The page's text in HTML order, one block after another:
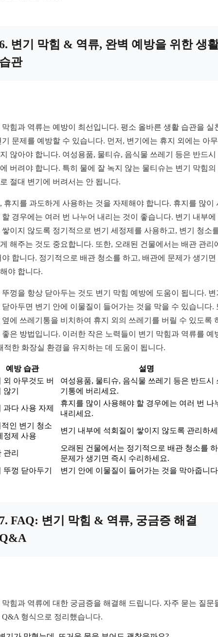
변기 막힘 & 역류, 완벽 예방을 위한 생
관
막힘과 역류는 예방이 최선입니다. 평소 올바른 생활 습관을 실
기 문제를 예방할 수 있습니다. 먼저, 변기에는 휴지 외에는 아
않아야 합니다. 여성용품, 물티슈, 음식물 쓰레기 등은 반드시
버려야 합니다. 특히 물에 잘 녹지 않는 물티슈는 변기 막힘의
절대 변기에 버려서는 안 됩니다.
휴지를 과도하게 사용하는 것을 자제해야 합니다. 휴지를 많이
할 경우에는 여러 번 나누어 내리는 것이 좋습니다. 변기 내부에
쌓이지 않도록 정기적으로 변기 세정제를 사용하고, 변기 청소
해주는 것도 중요합니다. 또한, 오래된 건물에서는 배관 관리
야 합니다. 정기적으로 배관 청소를 하고, 배관에 문제가 생기면
야 합니다.
뚜껑을 항상 닫아두는 것도 변기 막힘 예방에 도움이 됩니다. 변
닫아두면 변기 안에 이물질이 들어가는 것을 막을 수 있습니다.
옆에 쓰레기통을 비치하여 휴지 외의 쓰레기를 버릴 수 있도록
좋은 방법입니다. 이러한 작은 노력들이 변기 막힘과 역류를 예
적한 화장실 환경을 유지하는 데 도움이 됩니다.
예방 습관
설명
외 아무것도 버
않기
여성용품, 물티슈, 음식물 쓰레기 등은 반드시
기통에 버리세요.
과다 사용 자제
휴지를 많이 사용해야 할 경우에는 여러 번 나
내리세요.
인 변기 청소
정제 사용
변기 내부에 석회질이 쌓이지 않도록 관리하
관리
오래된 건물에서는 정기적으로 배관 청소를
문제가 생기면 즉시 수리하세요.
뚜껑 닫아두기
변기 안에 이물질이 들어가는 것을 막아줍니
FAQ: 변기 막힘 & 역류, 궁금증 해결
막힘과 역류에 대한 궁금증을 해결해 드립니다. 자주 묻는 질문
Q&A 형식으로 정리했습니다.